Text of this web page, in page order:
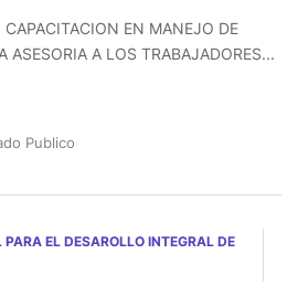
EN MANEJO DE
ASESORIA A LOS TRABAJADORES...
Publico
EL DESAROLLO INTEGRAL DE